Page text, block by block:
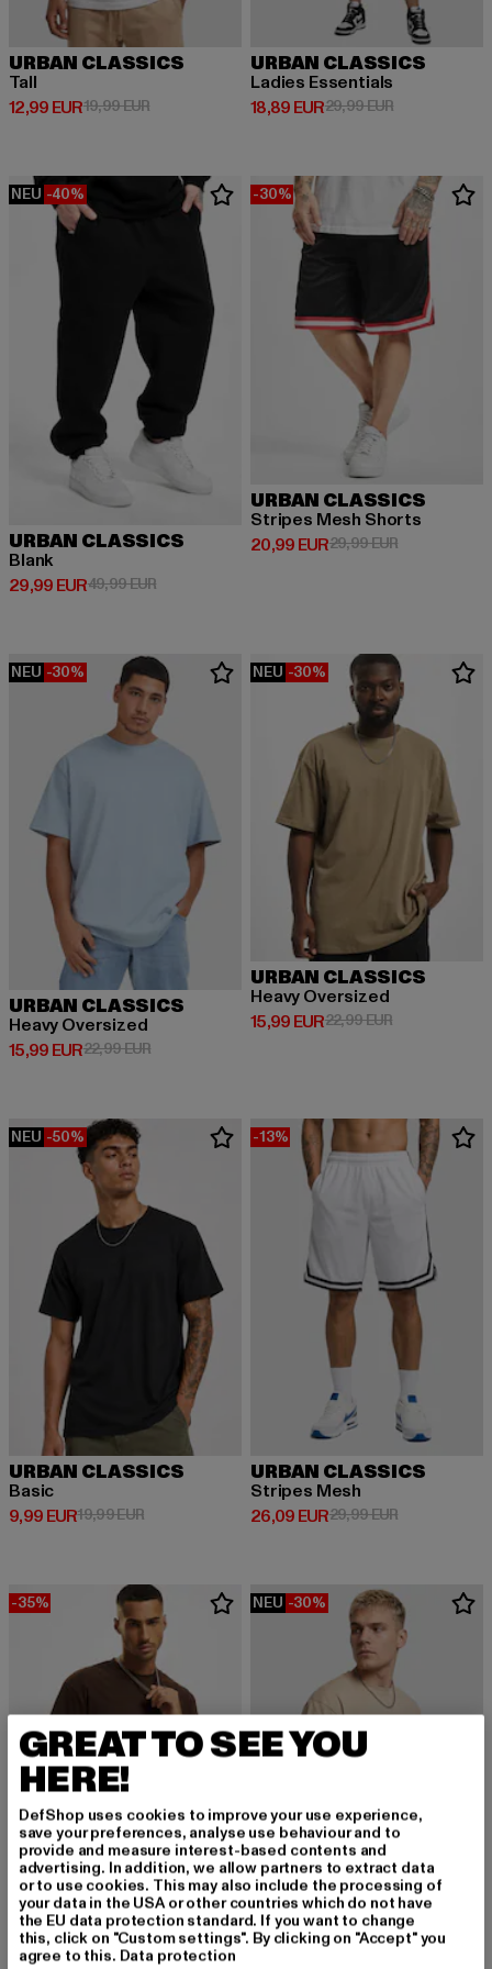
URBAN CLASSICS
Tall
12,99 EUR
Derzeitiger Preis: 12,99 EUR
19,99 EURAktionspreis: 19,99 EUR
URBAN CLASSICS
Ladies Essentials
18,89 EUR
Derzeitiger Preis: 18,89 EUR
29,99 EURAktionspreis:
NEU -40%
URBAN CLASSICS
Blank
29,99 EUR
Derzeitiger Preis: 29,99 EUR
49,99 EURAktionspreis: 49,99 EUR
-30%
URBAN CLASSICS
Stripes Mesh Shorts
20,99 EUR
Derzeitiger Preis: 20,99 EUR
29,99 EURAktionspreis:
NEU -30%
URBAN CLASSICS
Heavy Oversized
15,99 EUR
Derzeitiger Preis: 15,99 EUR
22,99 EURAktionspreis: 22,99 EUR
NEU -30%
URBAN CLASSICS
Heavy Oversized
15,99 EUR
Derzeitiger Preis: 15,99 EUR
22,99 EURAktionspreis:
NEU -50%
URBAN CLASSICS
Basic
9,99 EUR
Derzeitiger Preis: 9,99 EUR
19,99 EURAktionspreis: 19,99 EUR
-13%
URBAN CLASSICS
Stripes Mesh
26,09 EUR
Derzeitiger Preis: 26,09 EUR
29,99 EURAktionspreis:
-35%
URBAN CLASSICS
Tall Tee
12,99 EUR
Derzeitiger Preis: 12,99 EUR
19,99 EURAktionspreis: 19,99 EUR
NEU -30%
URBAN CLASSICS
GREAT TO SEE YOU
HERE!
DefShop uses cookies to improve your use experience,
save your preferences, analyse use behaviour and to
provide and measure interest-based contents and
advertising. In addition, we allow partners to extract data
or to use cookies. This may also include the processing of
your data in the USA or other countries which do not have
the EU data protection standard. If you want to change
this, click on "Custom settings". By clicking on "Accept" you
agree to this. Data protection